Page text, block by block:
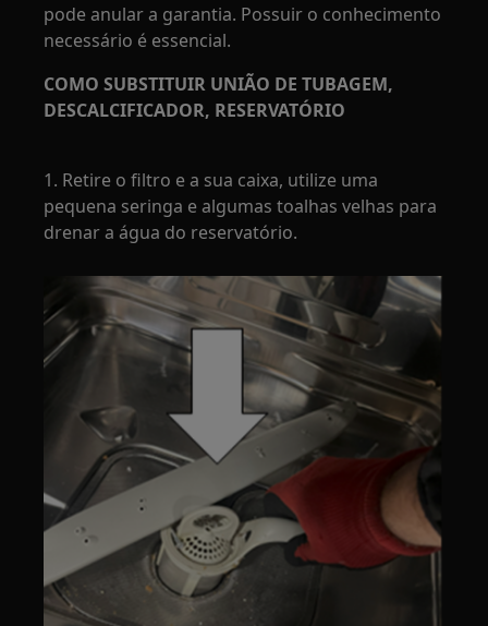
pode anular a garantia. Possuir o conhecimento
necessário é essencial.
COMO SUBSTITUIR UNIÃO DE TUBAGEM,
DESCALCIFICADOR, RESERVATÓRIO
1. Retire o filtro e a sua caixa, utilize uma
pequena seringa e algumas toalhas velhas para
drenar a água do reservatório.